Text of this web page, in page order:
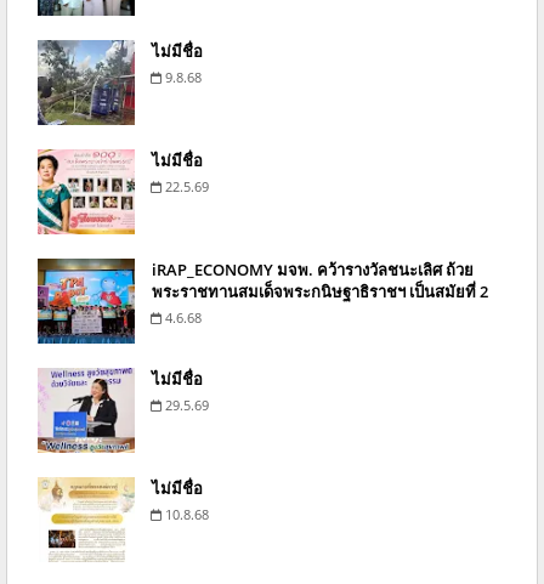
ไม่มีชื่อ
9.8.68
ไม่มีชื่อ
22.5.69
iRAP_ECONOMY มจพ. คว้ารางวัลชนะเลิศ ถ้วย
พระราชทานสมเด็จพระกนิษฐาธิราชฯ เป็นสมัยที่ 2
4.6.68
ไม่มีชื่อ
29.5.69
ไม่มีชื่อ
10.8.68